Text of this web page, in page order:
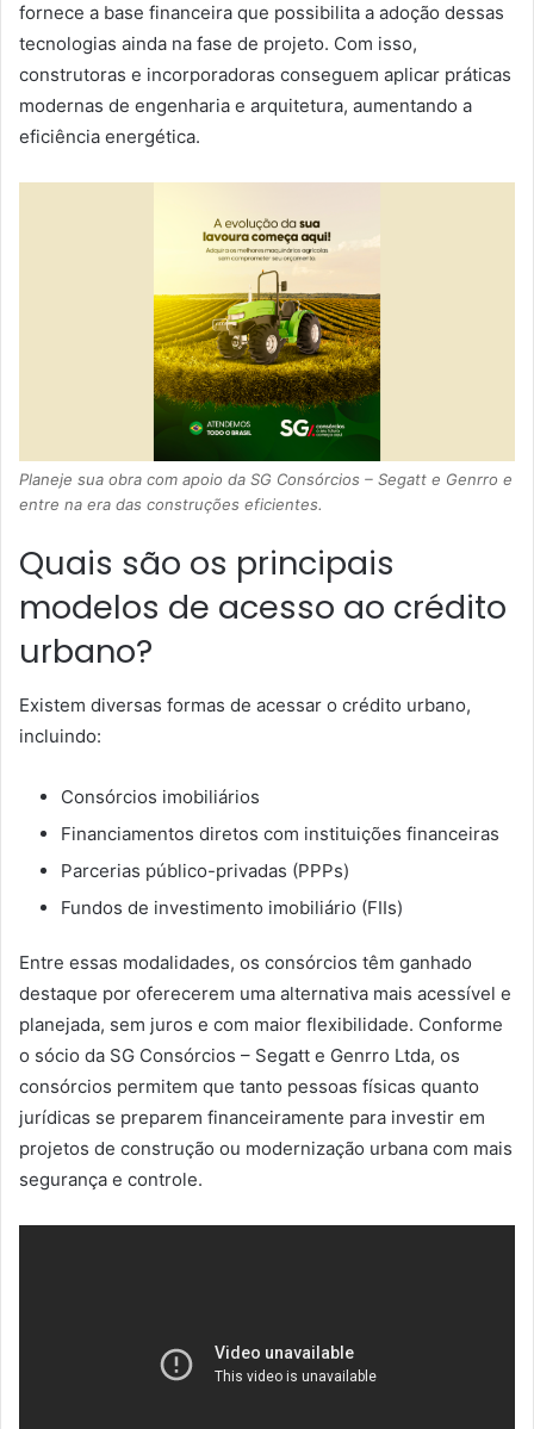
fornece a base financeira que possibilita a adoção dessas
tecnologias ainda na fase de projeto. Com isso,
construtoras e incorporadoras conseguem aplicar práticas
modernas de engenharia e arquitetura, aumentando a
eficiência energética.
Planeje sua obra com apoio da SG Consórcios – Segatt e Genrro e
entre na era das construções eficientes.
Quais são os principais
modelos de acesso ao crédito
urbano?
Existem diversas formas de acessar o crédito urbano,
incluindo:
Consórcios imobiliários
Financiamentos diretos com instituições financeiras
Parcerias público-privadas (PPPs)
Fundos de investimento imobiliário (FIIs)
Entre essas modalidades, os consórcios têm ganhado
destaque por oferecerem uma alternativa mais acessível e
planejada, sem juros e com maior flexibilidade. Conforme
o sócio da SG Consórcios – Segatt e Genrro Ltda, os
consórcios permitem que tanto pessoas físicas quanto
jurídicas se preparem financeiramente para investir em
projetos de construção ou modernização urbana com mais
segurança e controle.